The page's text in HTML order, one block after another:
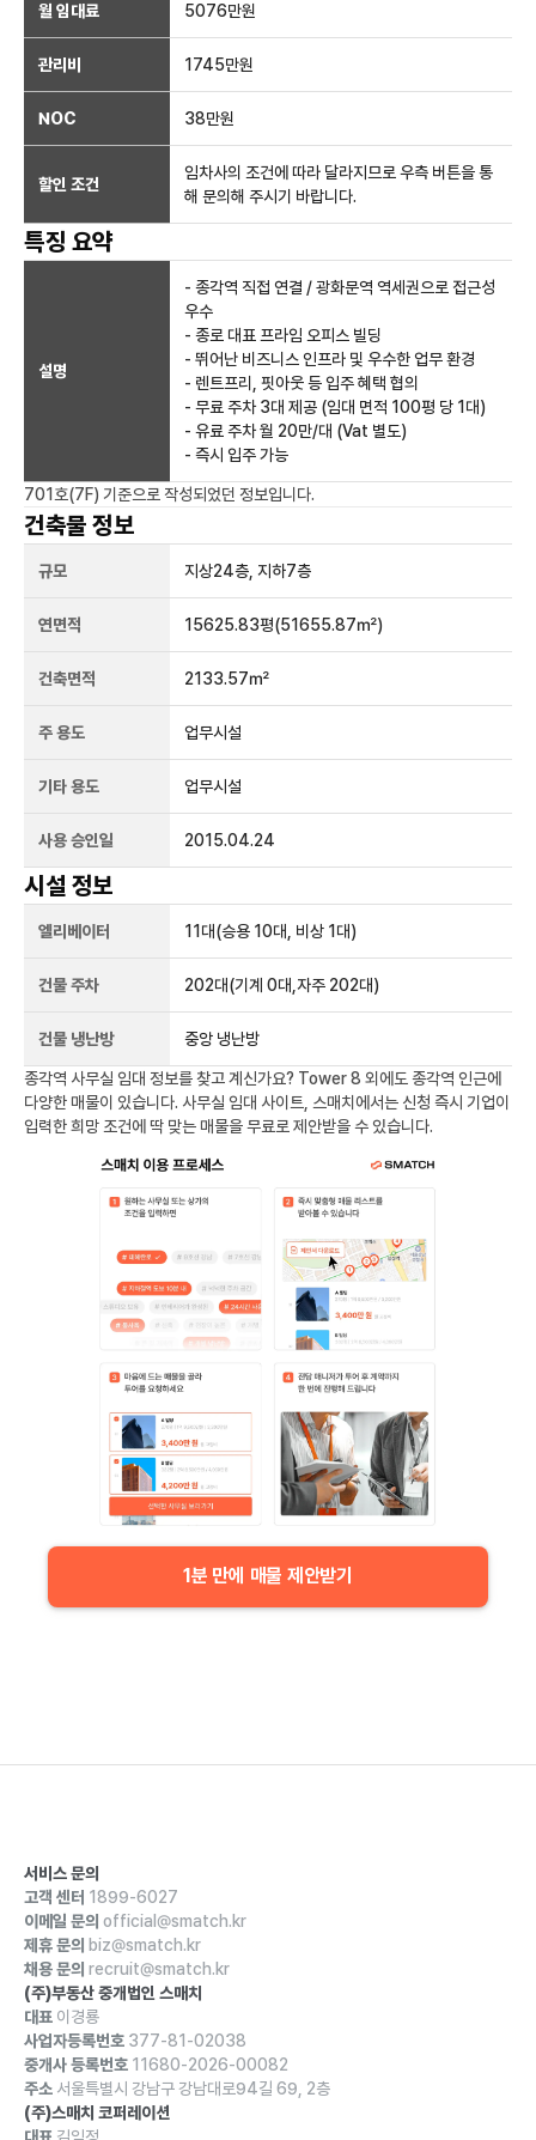
월 임대료 5076만원
관리비 1745만원
NOC 38만원
할인 조건
임차사의 조건에 따라 달라지므로 우측 버튼을 통
해 문의해 주시기 바랍니다.
특징 요약
설명
- 종각역 직접 연결 / 광화문역 역세권으로 접근성
우수
- 종로 대표 프라임 오피스 빌딩
- 뛰어난 비즈니스 인프라 및 우수한 업무 환경
- 렌트프리, 핏아웃 등 입주 혜택 협의
- 무료 주차 3대 제공 (임대 면적 100평 당 1대)
- 유료 주차 월 20만/대 (Vat 별도)
- 즉시 입주 가능
701호(7F) 기준으로 작성되었던 정보입니다.
건축물 정보
규모 지상24층, 지하7층
연면적 15625.83평(51655.87㎡)
건축면적 2133.57㎡
주 용도 업무시설
기타 용도 업무시설
사용 승인일 2015.04.24
시설 정보
엘리베이터 11 대(승용 10대, 비상 1대)
건물 주차 202대(기계 0대,자주 202대)
건물 냉난방 중앙 냉난방
종각역 사무실 임대 정보를 찾고 계신가요? Tower 8 외에도 종각역 인근에
다양한 매물이 있습니다. 사무실 임대 사이트, 스매치에서는 신청 즉시 기업이
입력한 희망 조건에 딱 맞는 매물을 무료로 제안받을 수 있습니다.
1분 만에 매물 제안받기
서비스 문의
고객 센터 1899-6027
이메일 문의 official@smatch.kr
제휴 문의 biz@smatch.kr
채용 문의 recruit@smatch.kr
(주)부동산 중개법인 스매치
대표 이경룡
사업자등록번호 377-81-02038
중개사 등록번호 11680-2026-00082
주소 서울특별시 강남구 강남대로94길 69, 2층
(주)스매치 코퍼레이션
대표 김익정